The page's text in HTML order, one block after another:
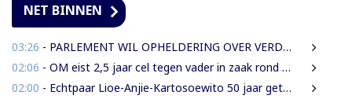
NET BINNEN
03:26 - PARLEMENT WIL OPHELDERING OVER VERDWENEN INBESLAGGENOMEN LEVENSMIDDELEN
02:06 - OM eist 2,5 jaar cel tegen vader in zaak rond mishandeling en verwaarlozing
02:00 - Echtpaar Lioe-Anjie-Kartosoewito 50 jaar getrouwd